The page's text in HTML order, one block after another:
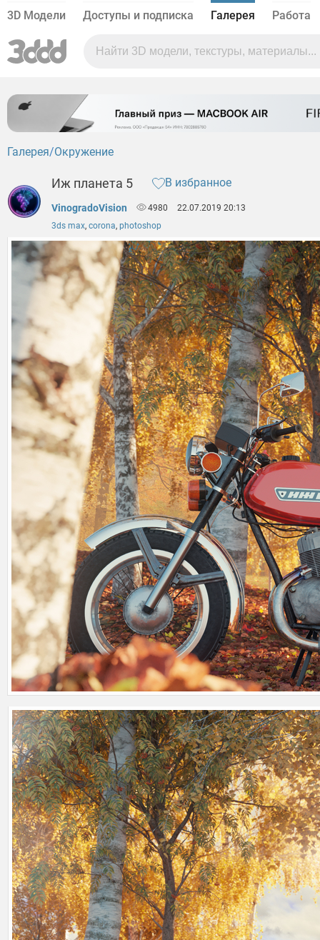
3D Модели Доступы и подписка Галерея Работа
Галерея Окружение
Иж планета 5 В избранное
VinogradoVision 4980
22.07.2019 20:13
3ds max, corona, photoshop